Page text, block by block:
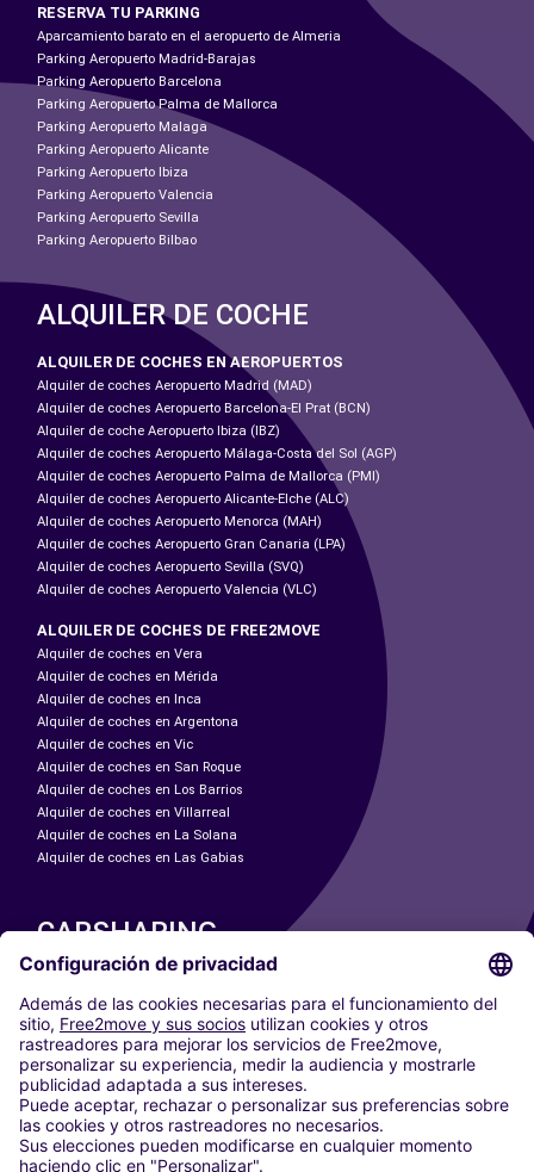
RESERVA TU PARKING
Aparcamiento barato en el aeropuerto de Almeria
Parking Aeropuerto Madrid-Barajas
Parking Aeropuerto Barcelona
Parking Aeropuerto Palma de Mallorca
Parking Aeropuerto Malaga
Parking Aeropuerto Alicante
Parking Aeropuerto Ibiza
Parking Aeropuerto Valencia
Parking Aeropuerto Sevilla
Parking Aeropuerto Bilbao
ALQUILER DE COCHE
ALQUILER DE COCHES EN AEROPUERTOS
Alquiler de coches Aeropuerto Madrid (MAD)
Alquiler de coches Aeropuerto Barcelona-El Prat (BCN)
Alquiler de coche Aeropuerto Ibiza (IBZ)
Alquiler de coches Aeropuerto Málaga-Costa del Sol (AGP)
Alquiler de coches Aeropuerto Palma de Mallorca (PMI)
Alquiler de coches Aeropuerto Alicante-Elche (ALC)
Alquiler de coches Aeropuerto Menorca (MAH)
Alquiler de coches Aeropuerto Gran Canaria (LPA)
Alquiler de coches Aeropuerto Sevilla (SVQ)
Alquiler de coches Aeropuerto Valencia (VLC)
ALQUILER DE COCHES DE FREE2MOVE
Alquiler de coches en Vera
Alquiler de coches en Mérida
Alquiler de coches en Inca
Alquiler de coches en Argentona
Alquiler de coches en Vic
Alquiler de coches en San Roque
Alquiler de coches en Los Barrios
Alquiler de coches en Villarreal
Alquiler de coches en La Solana
Alquiler de coches en Las Gabias
CARSHARING
NUESTRAS CIUDADES
Paris
Madrid
Washington DC
Milán
Roma
Turín
Viena
Berlín